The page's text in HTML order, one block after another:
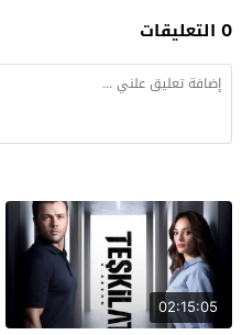
0 التعليقات
02:15:05